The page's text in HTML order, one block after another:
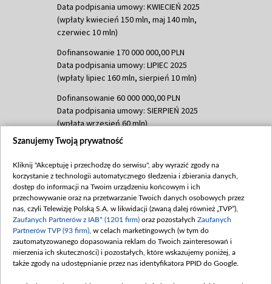
Data podpisania umowy: KWIECIEŃ 2025
(wpłaty kwiecień 150 mln, maj 140 mln,
czerwiec 10 mln)
Dofinansowanie 170 000 000,00 PLN
Data podpisania umowy: LIPIEC 2025
(wpłaty lipiec 160 mln, sierpień 10 mln)
Dofinansowanie 60 000 000,00 PLN
Data podpisania umowy: SIERPIEŃ 2025
(wpłata wrzesień 60 mln)
Dofinansowanie 635 783 051,21 PLN
(wpłata wrzesień 100 mln, październik 350
mln, listopad 265 mln)
Dofinansowanie 48 862 000,00 PLN
Data podpisania umowy: GRUDZIEŃ 2025
(wpłata grudzień 60,548 mln)
Dofinansowanie 900 000 000,00 PLN
Data podpisania umowy: LUTY 2026 (wpłata
Szanujemy Twoją prywatność
Kliknij "Akceptuję i przechodzę do serwisu", aby wyrazić zgody na
korzystanie z technologii automatycznego śledzenia i zbierania danych,
dostęp do informacji na Twoim urządzeniu końcowym i ich
przechowywanie oraz na przetwarzanie Twoich danych osobowych przez
nas, czyli Telewizję Polską S.A. w likwidacji (zwaną dalej również „TVP”),
Zaufanych Partnerów z IAB* (1201 firm) oraz pozostałych Zaufanych
Partnerów TVP (93 firm) , w celach marketingowych (w tym do
zautomatyzowanego dopasowania reklam do Twoich zainteresowań i
mierzenia ich skuteczności) i pozostałych, które wskazujemy poniżej, a
także zgody na udostępnianie przez nas identyfikatora PPID do Google.